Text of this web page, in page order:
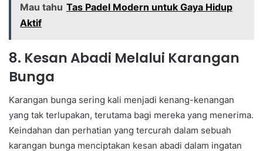
Mau tahu Tas Padel Modern untuk Gaya Hidup
Aktif
8. Kesan Abadi Melalui Karangan
Bunga
Karangan bunga sering kali menjadi kenang-kenangan
yang tak terlupakan, terutama bagi mereka yang menerima.
Keindahan dan perhatian yang tercurah dalam sebuah
karangan bunga menciptakan kesan abadi dalam ingatan